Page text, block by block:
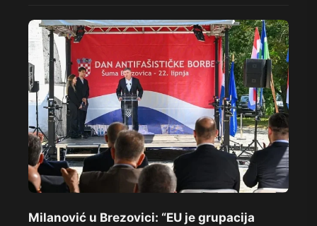
Milanović u Brezovici: “EU je grupacija